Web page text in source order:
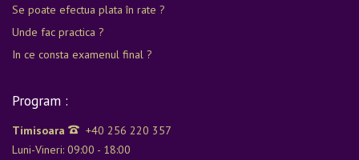
Se poate efectua plata în rate ?
Unde fac practica ?
In ce consta examenul final ?
Program :
Timisoara
+40 256 220 357
Luni-Vineri: 09:00 - 18:00